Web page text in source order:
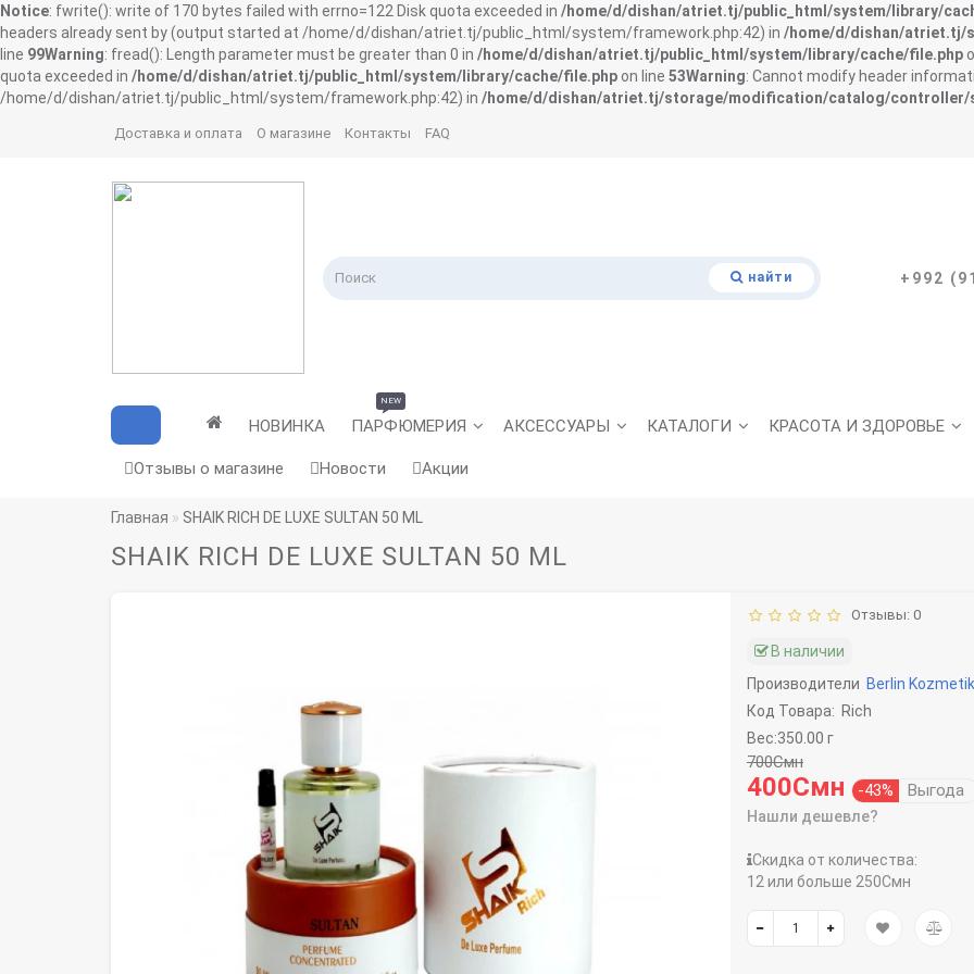
Notice: fwrite(): write of 170 bytes failed with errno=122 Disk quota exceeded in /home/d/dishan/atriet.tj/public_html/system/library/
headers already sent by (output started at /home/d/dishan/atriet.tj/public_html/system/framework.php:42) in /home/d/dishan/
line 99Warning: fread(): Length parameter must be greater than 0 in /home/d/dishan/atriet.tj/public_html/system/library/cache/file.php
quota exceeded in /home/d/dishan/atriet.tj/public_html/system/library/cache/file.php on line 53Warning: Cannot modify header
/home/d/dishan/atriet.tj/public_html/system/framework.php:42) in /home/d/dishan/atriet.tj/storage/modification/catalog/controller/
Доставка и оплата О магазине Контакты FAQ
найти +992
НОВИНКА ПАРФЮМЕРИЯ
NEW
АКСЕССУАРЫ КАТАЛОГИ КРАСОТА И ЗДОРОВЬЕ
Отзывы о магазине Новости Акции
Главная SHAIK RICH DE LUXE SULTAN 50 ML
SHAIK RICH DE LUXE SULTAN 50 ML
Отзывы: 0
В наличии
Производители Berlin
Код Товара: Rich
Вес:350.00 г
700Смн
400Смн -43% Выгода
Нашли дешевле?
Скидка от количества:
12 или больше 250Смн